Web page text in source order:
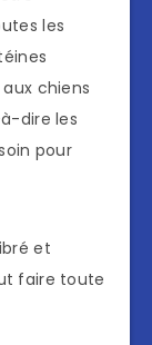
les
chiens
dire les
pour
et
faire toute